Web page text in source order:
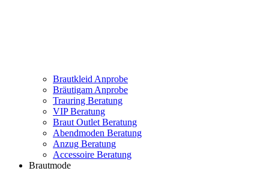
Brautkleid Anprobe
Bräutigam Anprobe
Trauring Beratung
VIP Beratung
Braut Outlet Beratung
Abendmoden Beratung
Anzug Beratung
Accessoire Beratung
Brautmode